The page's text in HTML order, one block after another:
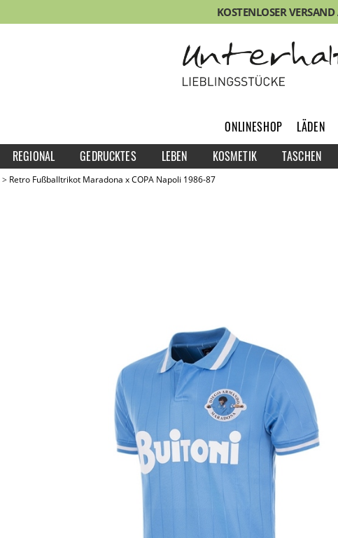
KOSTENLOSER
REGIONAL GEDRUCKTES LEBEN KOSMETIK TASCHEN
ONLINESHOP LÄDEN
Retro Fußballtrikot Maradona x COPA Napoli 1986-87